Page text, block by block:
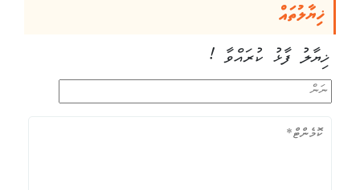
ޚިޔާލުތައް
ޚިޔާލު ފާޅު ކުރައްވާ !